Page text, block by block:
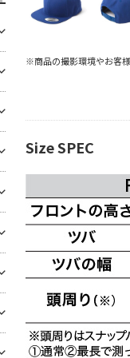
※商品の撮影環境やお客
Size SPEC